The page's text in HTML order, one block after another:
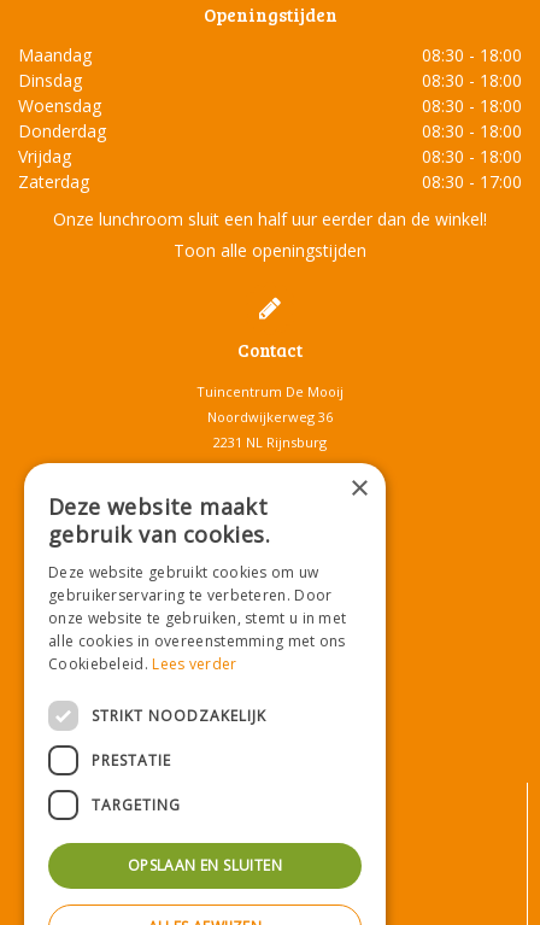
Openingstijden
Maandag
08:30 - 18:00
Dinsdag
08:30 - 18:00
Woensdag
08:30 - 18:00
Donderdag
08:30 - 18:00
Vrijdag
08:30 - 18:00
Zaterdag
08:30 - 17:00
Onze lunchroom sluit een half uur eerder dan de winkel!
Toon alle openingstijden
Contact
Tuincentrum De Mooij
Noordwijkerweg 36
2231 NL Rijnsburg
T.071-4080959
info@tuincentrumdemooij.nl
Download onze App!
Privacy statement
Bezorginformatie
×
Deze website maakt
gebruik van cookies.
Deze website gebruikt cookies om uw
gebruikerservaring te verbeteren. Door
onze website te gebruiken, stemt u in met
alle cookies in overeenstemming met ons
Cookiebeleid.Lees verder
STRIKT NOODZAKELIJK
PRESTATIE
TARGETING
OPSLAAN EN SLUITEN